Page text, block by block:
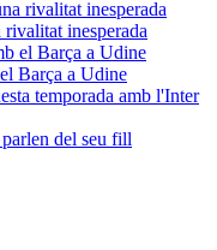
inesperada
Barça a Udine
del seu fill